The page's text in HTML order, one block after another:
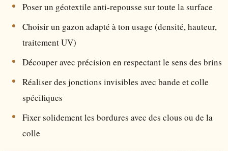
Poser un géotextile anti-repousse sur toute la surface
Choisir un gazon adapté à ton usage (densité, hauteur,
traitement UV)
Découper avec précision en respectant le sens des brins
Réaliser des jonctions invisibles avec bande et colle
spécifiques
Fixer solidement les bordures avec des clous ou de la
colle